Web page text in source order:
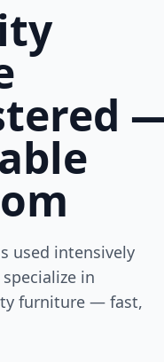
used intensively
in
furniture — fast,